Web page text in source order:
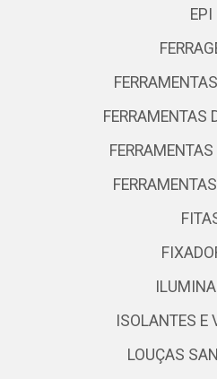
EPI
FERRAMENTAS
ISOLANTES E
LOUÇAS